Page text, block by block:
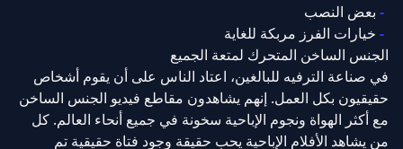
بعض النصب
خيارات الفرز مربكة للغاية
الجنس الساخن المتحرك لمتعة الجميع
في صناعة الترفيه للبالغين، اعتاد الناس على أن يقوم أشخاص
حقيقيون بكل العمل. إنهم يشاهدون مقاطع فيديو الجنس الساخن
مع أكثر الهواة ونجوم الإباحية سخونة في جميع أنحاء العالم. كل
من يشاهد الأفلام الإباحية يحب حقيقة وجود فتاة حقيقية تم